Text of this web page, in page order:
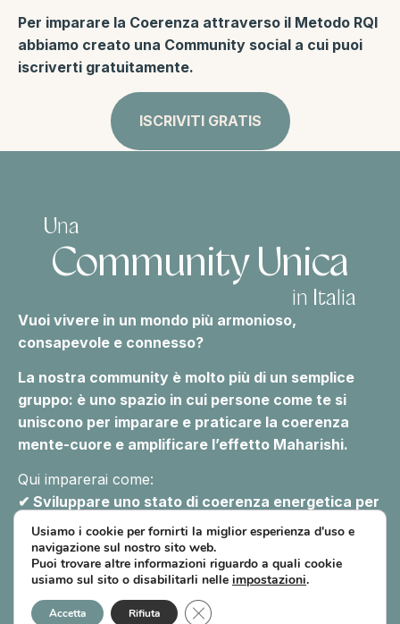
Per imparare la Coerenza attraverso il Metodo RQI
abbiamo creato una Community social a cui puoi
iscriverti gratuitamente.
ISCRIVITI GRATIS
Una
Community Unica
in Italia
Vuoi vivere in un mondo più armonioso,
consapevole e connesso?
La nostra community è molto più di un semplice
gruppo: è uno spazio in cui persone come te si
uniscono per imparare e praticare la coerenza
mente-cuore e amplificare l’effetto Maharishi.
Qui imparerai come:
✔ Sviluppare uno stato di coerenza energetica per
migliorare il tuo benessere
✔ Potenziare il campo elettromagnetico del cuore
e influenzare positivamente chi ti circonda
✔ Applicare le tecniche più efficaci del Metodo RQI
per raggiungere la coerenza e accelerare la
Usiamo i cookie per fornirti la miglior esperienza d'uso e
navigazione sul nostro sito web.
Puoi trovare altre informazioni riguardo a quali cookie
usiamo sul sito o disabilitarli nelle impostazioni.
Accetta Rifiuta CLOSE GDPR COOKIE BANNER